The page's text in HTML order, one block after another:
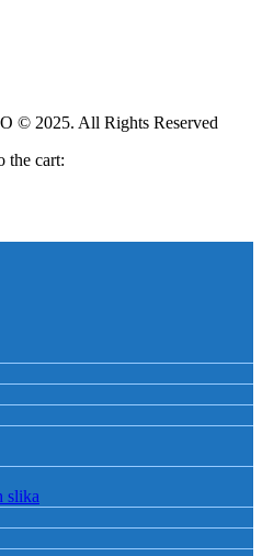
© 2025. All Rights Reserved
the cart:
slika